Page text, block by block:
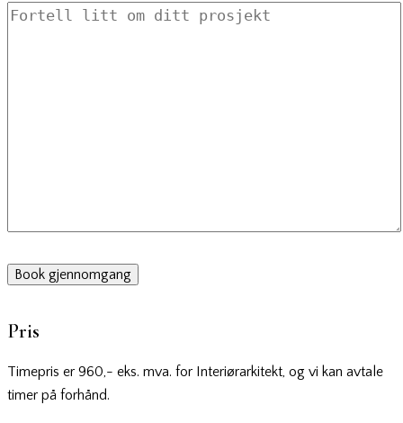
Pris
Timepris er 960,- eks. mva. for Interiørarkitekt, og vi kan avtale
timer på forhånd.